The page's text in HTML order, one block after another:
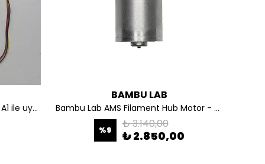
Bambu Lab Yazıcı Kablo Paketi A1 ile uyumlu CAB025
BAMBU LAB
Bambu Lab AMS Filament Hub Motor - SPP038
%9 ₺ 3.140,00
₺ 2.850,00